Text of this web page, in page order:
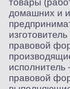
товары (
домашних и
правовой
правовой